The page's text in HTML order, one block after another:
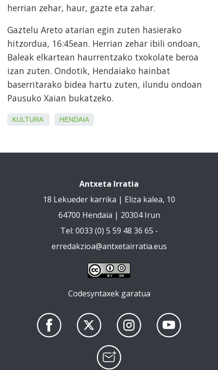
herrian zehar, haur, gazte eta zahar.
Gaztelu Areto atarian egin zuten hasierako
hitzordua, 16:45ean. Herrian zehar ibili ondoan,
Baleak elkartean haurrentzako txokolate beroa
izan zuten. Ondotik, Hendaiako hainbat
baserritarako bidea hartu zuten, ilundu ondoan
Pausuko Xaian bukatzeko.
KULTURA HENDAIA
Antxeta Irratia
18 Lekueder karrika | Eliza kalea, 10
64700 Hendaia | 20304 Irun
Tel: 0033 (0) 5 59 48 36 65 -
erredakzioa@antxetairratia.eus
Codesyntaxek garatua